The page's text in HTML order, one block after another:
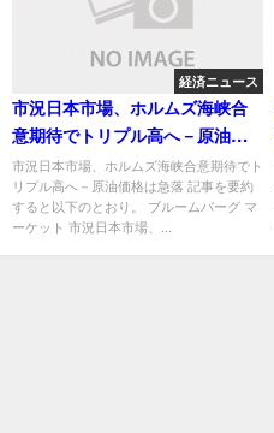
経済ニュース
市況日本市場、ホルムズ海峡合
意期待でトリプル高へ－原油価
格は急落
市況日本市場、ホルムズ海峡合意期待でト
リプル高へ－原油価格は急落 記事を要約
すると以下のとおり。 ブルームバーグ マ
ーケット 市況日本市場、...